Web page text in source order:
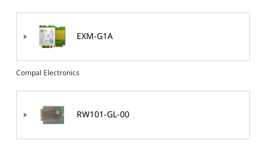
EXM-G1A
Compal Electronics
RW101-GL-00